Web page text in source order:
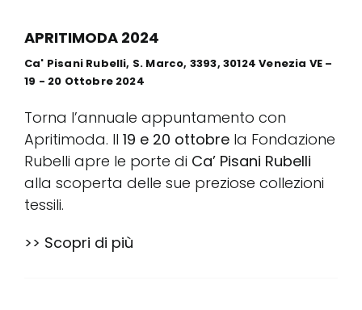
APRITIMODA 2024
Ca' Pisani Rubelli, S. Marco, 3393, 30124 Venezia VE –
19 - 20 Ottobre 2024
Torna l’annuale appuntamento con
Apritimoda. Il 19 e 20 ottobrela Fondazione
Rubelli apre le porte di Ca’ Pisani Rubelli
alla scoperta delle sue preziose collezioni
tessili.
>> Scopri di più